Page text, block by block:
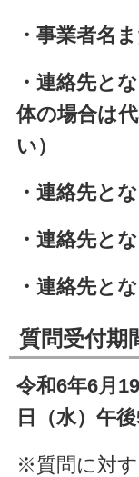
・事業者名
・連絡先と
体の場合は
い）
・連絡先と
・連絡先と
・連絡先と
質問受付期
令和6年6月
日（水）午
※質問に対